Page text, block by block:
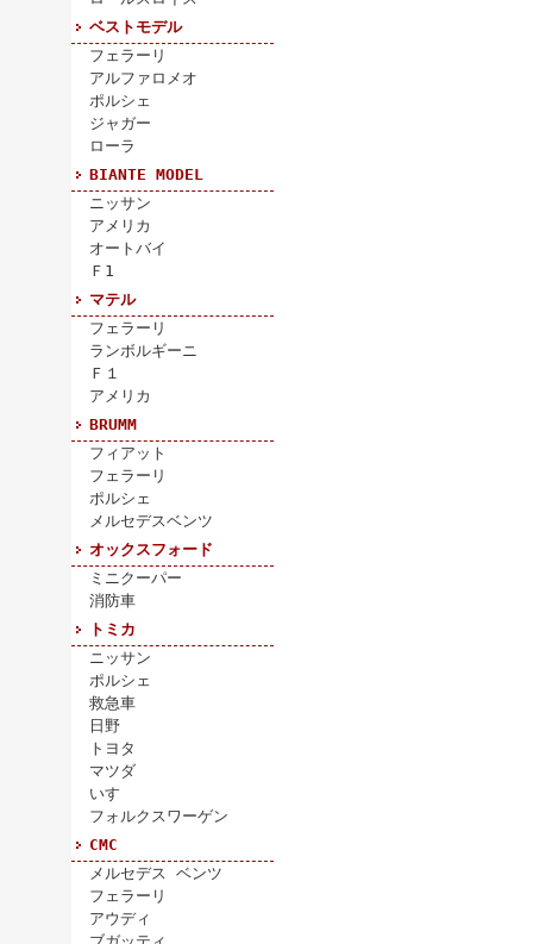
ベストモデル
フェラーリ
アルファロメオ
ポルシェ
ジャガー
ローラ
BIANTE MODEL
ニッサン
アメリカ
オートバイ
Ｆ1
マテル
フェラーリ
ランボルギーニ
Ｆ１
アメリカ
BRUMM
フィアット
フェラーリ
ポルシェ
メルセデスベンツ
オックスフォード
ミニクーパー
消防車
トミカ
ニッサン
ポルシェ
救急車
日野
トヨタ
マツダ
いすゞ
フォルクスワーゲン
CMC
メルセデス ベンツ
フェラーリ
アウディ